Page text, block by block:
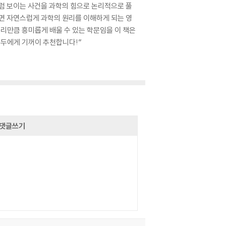
보이는 사건을 과학의 힘으로 논리적으로 풀
자연스럽게 과학의 원리를 이해하게 되는 영
만큼 흥미롭게 배울 수 있는 학문임을 이 책은
에게 기꺼이 추천합니다!”
글쓰기